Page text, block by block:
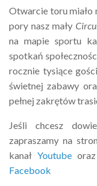
Otwarcie toru miało
pory nasz mały
na mapie sportu
spotkań
rocznie tysiące
świetnej zabawy
pełnej zakrętów
Jeśli chcesz
zapraszamy na
kanałYoutube
Facebook